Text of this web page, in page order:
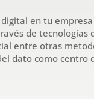
en tu
de tecnologías
entre otras
dato como centro